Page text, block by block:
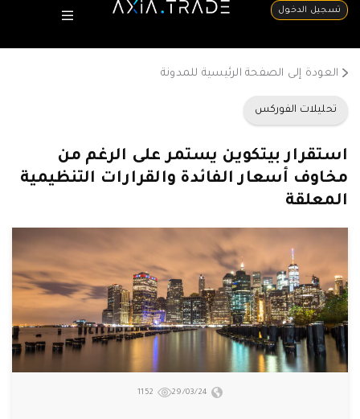
تسجيل الدخول
العودة إلى الصفحة الرئيسية للمدونة
تحليلات الفوركس
استقرار بيتكوين يستمر على الرغم من
مخاوف أسعار الفائدة والقرارات التنظيمية
المعلقة
29/03/24
1152